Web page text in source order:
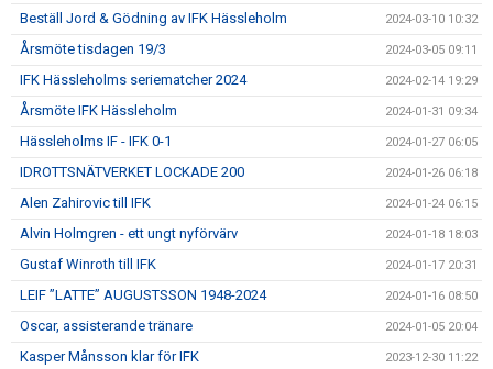
Beställ Jord & Gödning av IFK Hässleholm 2024-03-10 10:32
Årsmöte tisdagen 19/3 2024-03-05 09:11
IFK Hässleholms seriematcher 2024 2024-02-14 19:29
Årsmöte IFK Hässleholm 2024-01-31 09:34
Hässleholms IF - IFK 0-1 2024-01-27 06:05
IDROTTSNÄTVERKET LOCKADE 200 2024-01-26 06:18
Alen Zahirovic till IFK 2024-01-24 06:15
Alvin Holmgren - ett ungt nyförvärv 2024-01-18 18:03
Gustaf Winroth till IFK 2024-01-17 20:31
LEIF ”LATTE” AUGUSTSSON 1948-2024 2024-01-16 08:50
Oscar, assisterande tränare 2024-01-05 20:04
Kasper Månsson klar för IFK 2023-12-30 11:22